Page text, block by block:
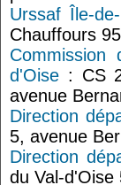
Urssaf Île-
Chauffours
Commission
d'Oise : CS
avenue
Direction
5, avenue
Direction
du Val-d'Oise